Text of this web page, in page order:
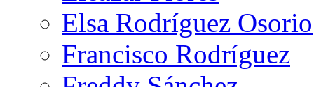
Elsa Rodríguez Osorio
Francisco Rodríguez